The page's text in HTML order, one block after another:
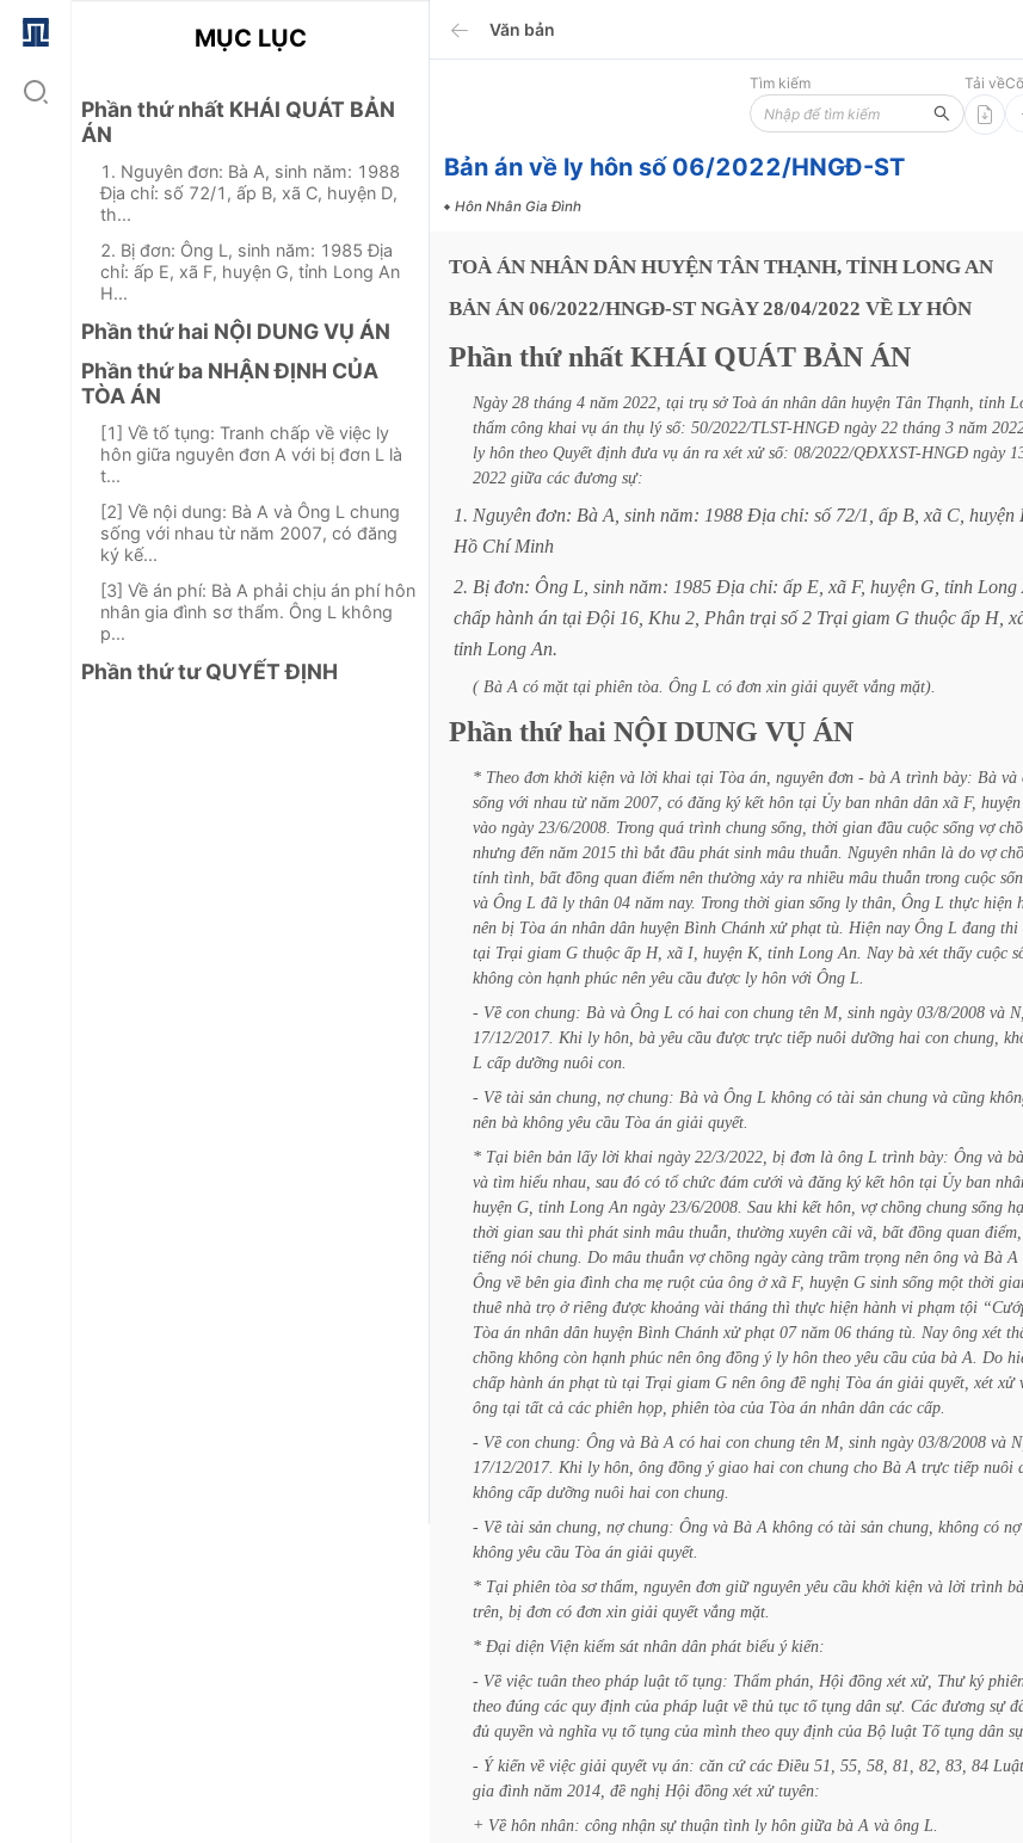
MỤC LỤC
Phần thứ nhất KHÁI QUÁT BẢN
ÁN
1. Nguyên đơn: Bà A, sinh năm: 1988
Địa chỉ: số 72/1, ấp B, xã C, huyện D,
th...
2. Bị đơn: Ông L, sinh năm: 1985 Địa
chỉ: ấp E, xã F, huyện G, tỉnh Long An
H...
Phần thứ hai NỘI DUNG VỤ ÁN
Phần thứ ba NHẬN ĐỊNH CỦA
TÒA ÁN
[1] Về tố tụng: Tranh chấp về việc ly
hôn giữa nguyên đơn A với bị đơn L là
t...
[2] Về nội dung: Bà A và Ông L chung
sống với nhau từ năm 2007, có đăng
ký kế...
[3] Về án phí: Bà A phải chịu án phí hôn
nhân gia đình sơ thẩm. Ông L không
p...
Phần thứ tư QUYẾT ĐỊNH
Văn bản
Tìm kiếm Tải về
Bản án về ly hôn số 06/2022/HNGĐ-ST
Hôn Nhân Gia Đình
TOÀ ÁN NHÂN DÂN HUYỆN TÂN THẠNH, TỈNH LONGAN
BẢN ÁN 06/2022/HNGĐ-ST NGÀY 28/04/2022 VỀ LY HÔN
Phần thứ nhất KHÁI QUÁT BẢN ÁN
Ngày 28 tháng 4 năm 2022, tại trụ sở Toà án nhân dân huyện Tân Thạnh, tỉnh
thẩm công khai vụ án thụ lý số: 50/2022/TLST-HNGĐ ngày 22 tháng 3 năm
ly hôn theo Quyết định đưa vụ án ra xét xử số: 08/2022/QĐXXST-HNGĐ ngày
2022 giữa các đương sự:
1. Nguyên đơn: Bà A, sinh năm: 1988 Địa chỉ: số 72/1, ấp B, xã C, huyện
Hồ Chí Minh
2. Bị đơn: Ông L, sinh năm: 1985 Địa chỉ: ấp E, xã F, huyện G, tỉnh Long
chấp hành án tại Đội 16, Khu 2, Phân trại số 2 Trại giam G thuộc ấp H,
tỉnh Long An.
( Bà A có mặt tại phiên tòa. Ông L có đơn xin giải quyết vắng mặt).
Phần thứ hai NỘI DUNG VỤ ÁN
* Theo đơn khởi kiện và lời khai tại Tòa án, nguyên đơn - bà A trình bày: Bà và
sống với nhau từ năm 2007, có đăng ký kết hôn tại Ủy ban nhân dân xã F, huyện
vào ngày 23/6/2008. Trong quá trình chung sống, thời gian đầu cuộc sống vợ
nhưng đến năm 2015 thì bắt đầu phát sinh mâu thuẫn. Nguyên nhân là do vợ
tính tình, bất đồng quan điểm nên thường xảy ra nhiều mâu thuẫn trong cuộc
và Ông L đã ly thân 04 năm nay. Trong thời gian sống ly thân, Ông L thực hiện
nên bị Tòa án nhân dân huyện Bình Chánh xử phạt tù. Hiện nay Ông L đang thi
tại Trại giam G thuộc ấp H, xã I, huyện K, tỉnh Long An. Nay bà xét thấy cuộc
không còn hạnh phúc nên yêu cầu được ly hôn với Ông L.
- Về con chung: Bà và Ông L có hai con chung tên M, sinh ngày 03/8/2008 và N,
17/12/2017. Khi ly hôn, bà yêu cầu được trực tiếp nuôi dưỡng hai con chung,
L cấp dưỡng nuôi con.
- Về tài sản chung, nợ chung: Bà và Ông L không có tài sản chung và cũng
nên bà không yêu cầu Tòa án giải quyết.
* Tại biên bản lấy lời khai ngày 22/3/2022, bị đơn là ông L trình bày: Ông và bà
và tìm hiểu nhau, sau đó có tổ chức đám cưới và đăng ký kết hôn tại Ủy ban
huyện G, tỉnh Long An ngày 23/6/2008. Sau khi kết hôn, vợ chồng chung sống
thời gian sau thì phát sinh mâu thuẫn, thường xuyên cãi vã, bất đồng quan điểm,
tiếng nói chung. Do mâu thuẫn vợ chồng ngày càng trầm trọng nên ông và Bà A
Ông về bên gia đình cha mẹ ruột của ông ở xã F, huyện G sinh sống một thời
thuê nhà trọ ở riêng được khoảng vài tháng thì thực hiện hành vi phạm tội
Tòa án nhân dân huyện Bình Chánh xử phạt 07 năm 06 tháng tù. Nay ông xét
chồng không còn hạnh phúc nên ông đồng ý ly hôn theo yêu cầu của bà A. Do
chấp hành án phạt tù tại Trại giam G nên ông đề nghị Tòa án giải quyết, xét xử
ông tại tất cả các phiên họp, phiên tòa của Tòa án nhân dân các cấp.
- Về con chung: Ông và Bà A có hai con chung tên M, sinh ngày 03/8/2008 và N,
17/12/2017. Khi ly hôn, ông đồng ý giao hai con chung cho Bà A trực tiếp nuôi
không cấp dưỡng nuôi hai con chung.
- Về tài sản chung, nợ chung: Ông và Bà A không có tài sản chung, không có nợ
không yêu cầu Tòa án giải quyết.
* Tại phiên tòa sơ thẩm, nguyên đơn giữ nguyên yêu cầu khởi kiện và lời trình
trên, bị đơn có đơn xin giải quyết vắng mặt.
* Đại diện Viện kiểm sát nhân dân phát biểu ý kiến:
- Về việc tuân theo pháp luật tố tụng: Thẩm phán, Hội đồng xét xử, Thư ký
theo đúng các quy định của pháp luật về thủ tục tố tụng dân sự. Các đương sự
đủ quyền và nghĩa vụ tố tụng của mình theo quy định của Bộ luật Tố tụng dân
- Ý kiến về việc giải quyết vụ án: căn cứ các Điều 51, 55, 58, 81, 82, 83, 84 Luật
gia đình năm 2014, đề nghị Hội đồng xét xử tuyên:
+ Về hôn nhân: công nhận sự thuận tình ly hôn giữa bà A và ông L.